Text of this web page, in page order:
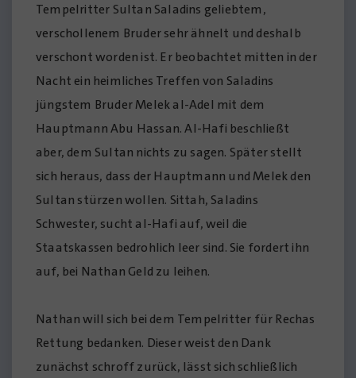
Tempelritter Sultan Saladins geliebtem,
verschollenem Bruder sehr ähnelt und deshalb
verschont worden ist. Er beobachtet mitten in der
Nacht ein heimliches Treffen von Saladins
jüngstem Bruder Melek al-Adel mit dem
Hauptmann Abu Hassan. Al-Hafi beschließt
aber, dem Sultan nichts zu sagen. Später stellt
sich heraus, dass der Hauptmann und Melek den
Sultan stürzen wollen. Sittah, Saladins
Schwester, sucht al-Hafi auf, weil die
Staatskassen bedrohlich leer sind. Sie fordert ihn
auf, bei Nathan Geld zu leihen.
Nathan will sich bei dem Tempelritter für Rechas
Rettung bedanken. Dieser weist den Dank
zunächst schroff zurück, lässt sich schließlich